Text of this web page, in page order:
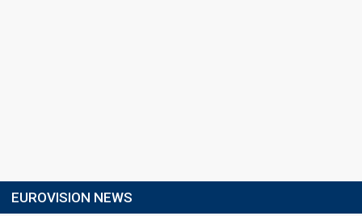
EUROVISION NEWS